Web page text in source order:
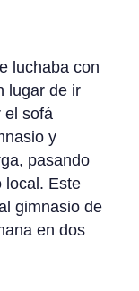
luchaba con
lugar de ir
el sofá
y
pasando
local. Este
gimnasio de
en dos